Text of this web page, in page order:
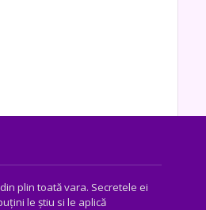
plin toată vara. Secretele ei
le știu si le aplică